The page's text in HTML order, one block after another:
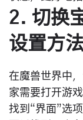
2. 切换
设置方
在魔兽世界中
家需要打开游
找到“界面”选